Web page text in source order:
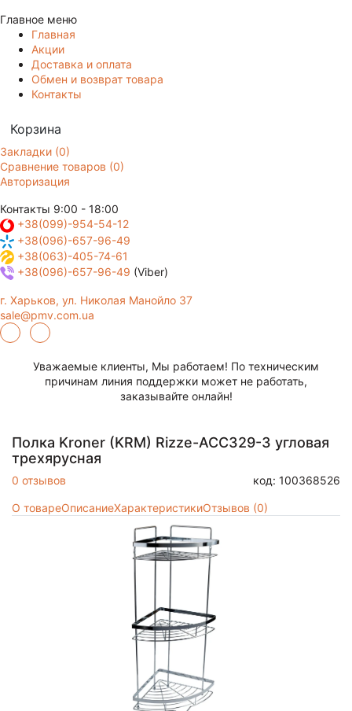
Главное меню
Главная
Акции
Доставка и оплата
Обмен и возврат товара
Контакты
Корзина
Закладки (0)
Сравнение товаров (0)
Авторизация
Контакты 9:00 - 18:00
+38(099)-954-54-12
+38(096)-657-96-49
+38(063)-405-74-61
+38(096)-657-96-49 (Viber)
г. Харьков, ул. Николая Манойло 37
sale@pmv.com.ua
Уважаемые клиенты, Мы работаем! По техническим
причинам линия поддержки может не работать,
заказывайте онлайн!
Полка Kroner (KRM) Rizze-ACC329-3 угловая
трехярусная
0 отзывов код: 100368526
О товареОписаниеХарактеристикиОтзывов (0)